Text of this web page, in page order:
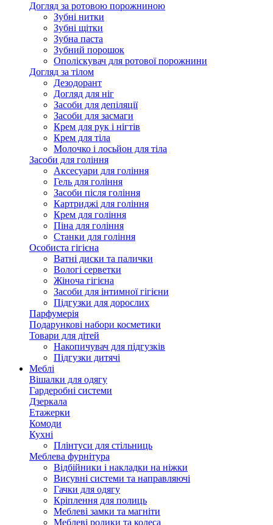
Догляд за ротовою порожниною
Зубні нитки
Зубні щітки
Зубна паста
Зубний порошок
Ополіскувач для ротової порожнини
Догляд за тілом
Дезодорант
Догляд для ніг
Засоби для депіляції
Засоби для засмаги
Крем для рук і нігтів
Крем для тіла
Молочко і лосьйон для тіла
Засоби для гоління
Аксесуари для гоління
Гель для гоління
Засоби після гоління
Картриджі для гоління
Крем для гоління
Піна для гоління
Станки для гоління
Особиста гігієна
Ватні диски та палички
Вологі серветки
Жіноча гігієна
Засоби для інтимної гігієни
Підгузки для дорослих
Парфумерія
Подарункові набори косметики
Товари для дітей
Накопичувач для підгузків
Підгузки дитячі
Меблі
Вішалки для одягу
Гардеробні системи
Дзеркала
Етажерки
Комоди
Кухні
Плінтуси для стільниць
Меблева фурнітура
Відбійники і накладки на ніжки
Висувні системи та направляючі
Гачки для одягу
Кріплення для полиць
Меблеві замки та магніти
Меблеві ролики та колеса